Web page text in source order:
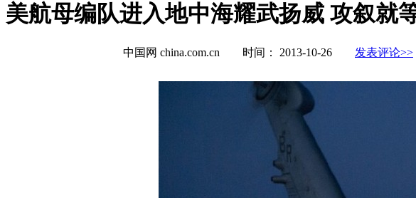
美航母编队进入地中海耀武扬威 攻叙就
中国网 china.com.cn 时间： 2013-10-26 发表评论>>